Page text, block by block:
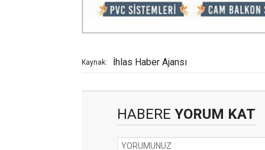
Kaynak: İhlas Haber Ajansı
HABERE YORUM KAT